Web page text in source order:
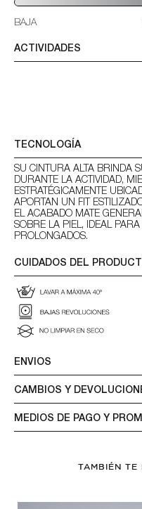
BAJA
ACTIVIDADES
TECNOLOGÍA
SU CINTURA ALTA BRINDA
DURANTE LA ACTIVIDAD,
ESTRATÉGICAMENTE
APORTAN UN FIT
EL ACABADO MATE
SOBRE LA PIEL, IDEAL
PROLONGADOS.
CUIDADOS DEL
ENVIOS
CAMBIOS Y
MEDIOS DE PAGO Y
TAMBIÉN TE